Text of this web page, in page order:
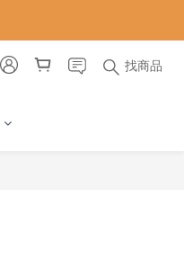
找商品
立即購買